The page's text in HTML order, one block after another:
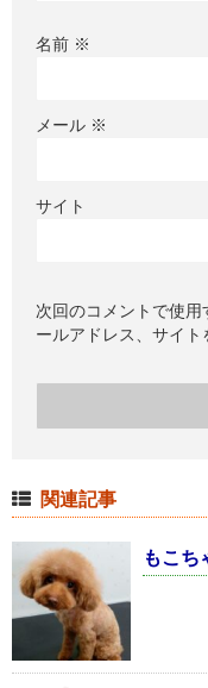
名前 ※
メール ※
サイト
次回のコメントで使
ールアドレス、サイト
関連記事
もこち